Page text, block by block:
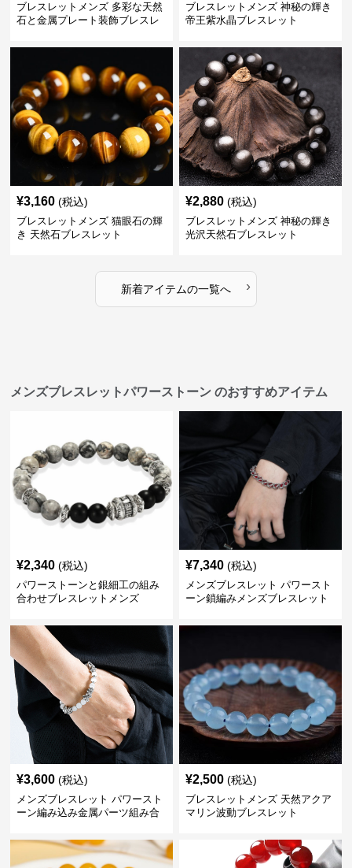
ブレスレットメンズ 多彩な天然
石と金属プレート装飾ブレスレ
ブレスレットメンズ 神秘の輝き
帝王紫水晶ブレスレット
¥3,160 (税込)
ブレスレットメンズ 猫眼石の輝
き 天然石ブレスレット
¥2,880 (税込)
ブレスレットメンズ 神秘の輝き
光沢天然石ブレスレット
新着アイテムの一覧へ ›
メンズブレスレットパワーストーン のおすすめアイテム
¥2,340 (税込)
パワーストーンと銀細工の組み
合わせブレスレットメンズ
¥7,340 (税込)
メンズブレスレット パワースト
ーン鎖編みメンズブレスレット
¥3,600 (税込)
メンズブレスレット パワースト
ーン編み込み金属パーツ組み合
¥2,500 (税込)
ブレスレットメンズ 天然アクア
マリン波動ブレスレット